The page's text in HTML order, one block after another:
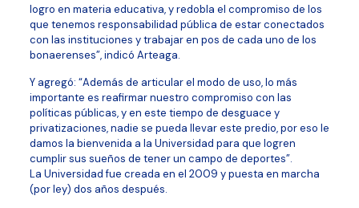
logro en materia educativa, y redobla el compromiso de los
que tenemos responsabilidad pública de estar conectados
con las instituciones y trabajar en pos de cada uno de los
bonaerenses”, indicó Arteaga.
Y agregó: “Además de articular el modo de uso, lo más
importante es reafirmar nuestro compromiso con las
políticas públicas, y en este tiempo de desguace y
privatizaciones, nadie se pueda llevar este predio, por eso le
damos la bienvenida a la Universidad para que logren
cumplir sus sueños de tener un campo de deportes”.
La Universidad fue creada en el 2009 y puesta en marcha
(por ley) dos años después.